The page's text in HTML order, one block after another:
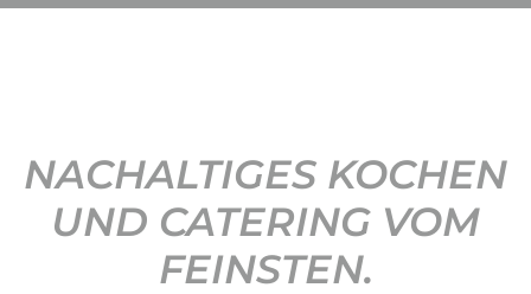
NACHALTIGES KOCHEN
UND CATERING VOM
FEINSTEN.